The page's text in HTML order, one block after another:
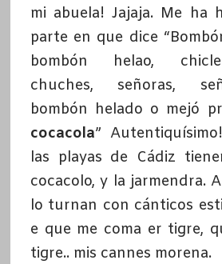
mi abuela! Jajaja. Me ha
parte en que dice
bombón helao,
chuches, señoras,
bombón helado o mejó
cocacola”
las playas de Cádiz
cocacolo, y la jarmendra.
lo turnan con cánticos
e que me coma er tigre,
tigre.. mis cannes morena.